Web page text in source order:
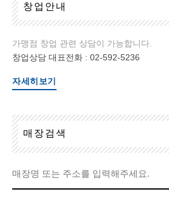
창업 안내
가맹점 창업 관련 상담이 가능합니다.
창업상담 대표전화 : 02-592-5236
자세히보기
매 장검 색